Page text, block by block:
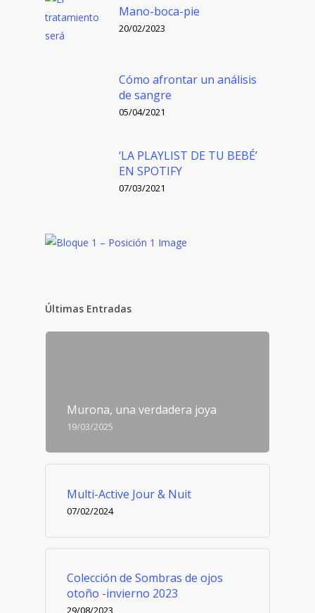
Mano-boca-pie
20/02/2023
Cómo afrontar un análisis
de sangre
05/04/2021
‘LA PLAYLIST DE TU BEBÉ’
EN SPOTIFY
07/03/2021
Últimas Entradas
Murona, una verdadera joya
19/03/2025
Multi-Active Jour & Nuit
07/02/2024
Colección de Sombras de ojos
otoño -invierno 2023
29/08/2023